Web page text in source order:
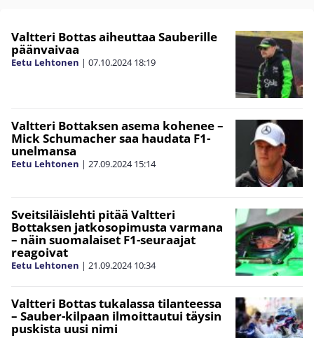
Valtteri Bottas aiheuttaa Sauberille
päänvaivaa
Eetu Lehtonen | 07.10.2024 18:19
Valtteri Bottaksen asema kohenee –
Mick Schumacher saa haudata F1-
unelmansa
Eetu Lehtonen | 27.09.2024 15:14
Sveitsiläislehti pitää Valtteri
Bottaksen jatkosopimusta varmana
– näin suomalaiset F1-seuraajat
reagoivat
Eetu Lehtonen | 21.09.2024 10:34
Valtteri Bottas tukalassa tilanteessa
– Sauber-kilpaan ilmoittautui täysin
puskista uusi nimi